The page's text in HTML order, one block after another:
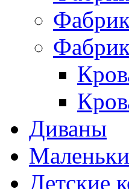
Диваны
Детские